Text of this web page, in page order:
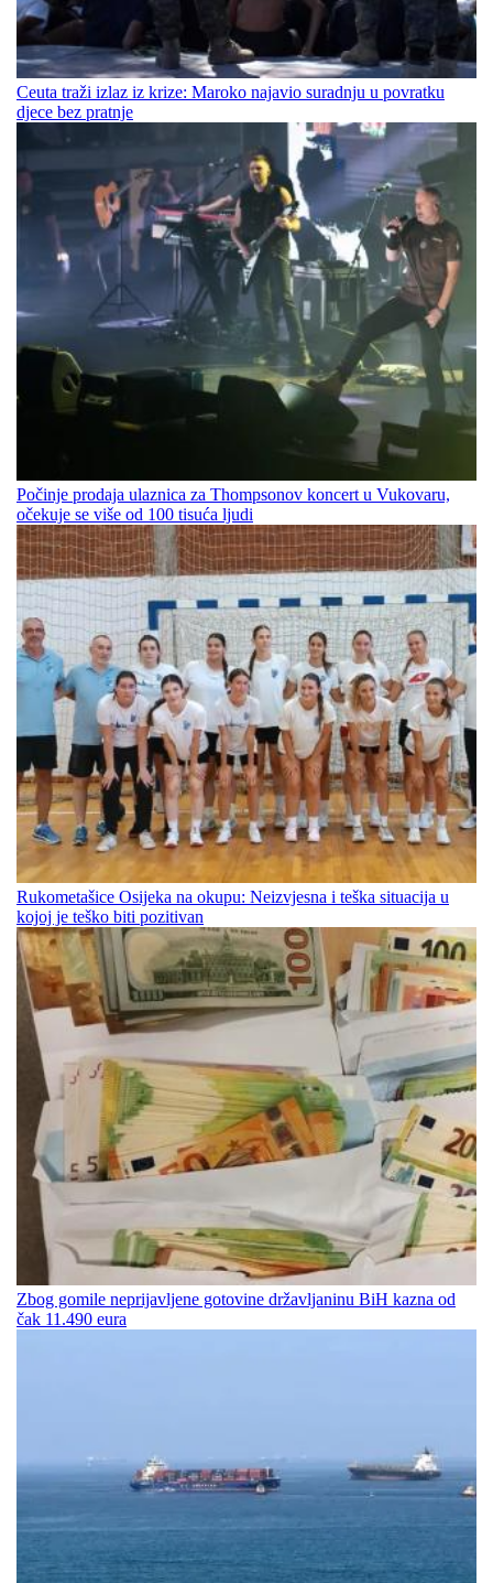
Ceuta traži izlaz iz krize: Maroko najavio suradnju u povratku
djece bez pratnje
Počinje prodaja ulaznica za Thompsonov koncert u Vukovaru,
očekuje se više od 100 tisuća ljudi
Rukometašice Osijeka na okupu: Neizvjesna i teška situacija u
kojoj je teško biti pozitivan
Zbog gomile neprijavljene gotovine državljaninu BiH kazna od
čak 11.490 eura